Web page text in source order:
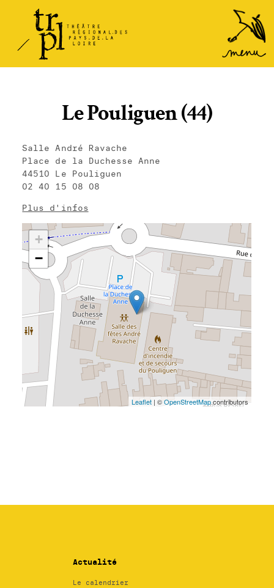
TRPL -
Théâtre
Régional
de la
Loire
Accéder
au
menu
Le Pouliguen (44)
Salle André Ravache
Place de la Duchesse Anne
44510 Le Pouliguen
02 40 15 08 08
Plus d'infos
Actualité
Le calendrier